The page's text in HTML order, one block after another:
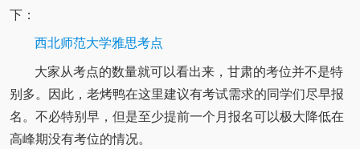
下：
西北师范大学雅思考点
大家从考点的数量就可以看出来，甘肃的考位并不是特
别多。因此，老烤鸭在这里建议有考试需求的同学们尽早报
名。不必特别早，但是至少提前一个月报名可以极大降低在
高峰期没有考位的情况。